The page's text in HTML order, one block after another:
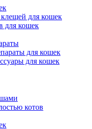
для кошек
для кошек
для кошек
для кошек
котов